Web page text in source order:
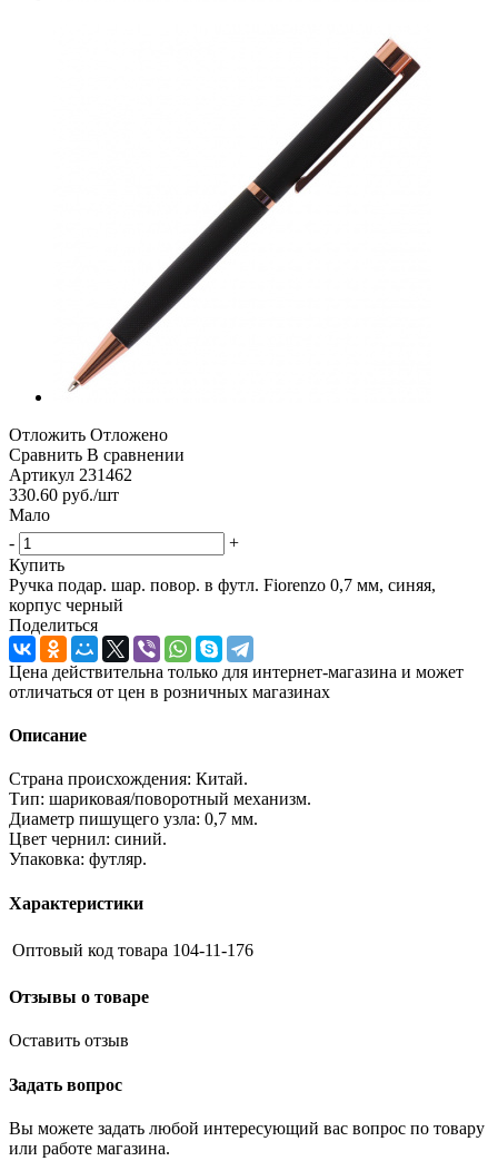
Отложить Отложено
Сравнить В сравнении
Артикул 231462
330.60 руб./шт
Мало
-
+
Купить
Ручка подар. шар. повор. в футл. Fiorenzo 0,7 мм, синяя,
корпус черный
Поделиться
Цена действительна только для интернет-магазина и может
отличаться от цен в розничных магазинах
Описание
Страна происхождения: Китай.
Тип: шариковая/поворотный механизм.
Диаметр пишущего узла: 0,7 мм.
Цвет чернил: синий.
Упаковка: футляр.
Характеристики
Оптовый код товара 104-11-176
Отзывы о товаре
Оставить отзыв
Задать вопрос
Вы можете задать любой интересующий вас вопрос по товару
или работе магазина.